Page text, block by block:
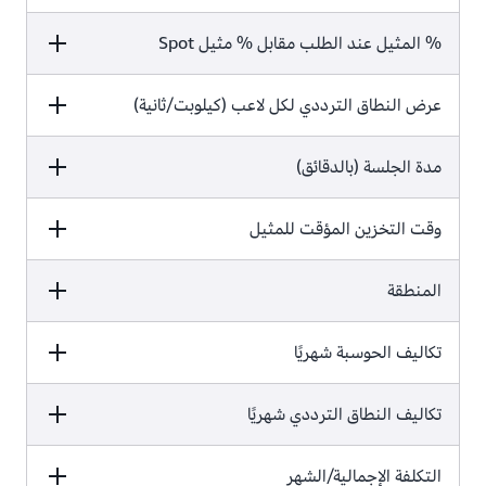
24
القيمة الصيغة
c5a.4xlarge (8 نواة، 16 وحدة معالجة
مركزية افتراضية vCPU،‏ 32 جيجابايت)
بسعر 0.746 USD للساعة
% المثيل عند الطلب مقابل % مثيل Spot
القيمة الصيغة
100/0
عرض النطاق الترددي لكل لاعب (كيلوبت/ثانية)
القيمة
3
مدة الجلسة (بالدقائق)
القيمة
5
وقت التخزين المؤقت للمثيل
القيمة
10%
المنطقة
القيمة
شرق الولايات المتحدة (أوهايو)
تكاليف الحوسبة شهريًا
القيمة الصيغة
تكاليف النطاق الترددي شهريًا
القيمة
التكلفة الإجمالية/الشهر